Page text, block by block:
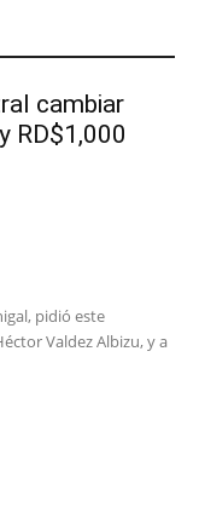
cambiar
RD$1,000
pidió este
Valdez Albizu, y a